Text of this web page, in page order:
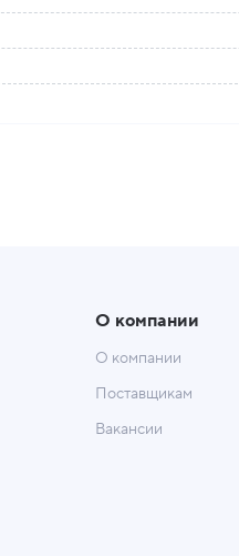
О компании
О компании
Поставщикам
Вакансии